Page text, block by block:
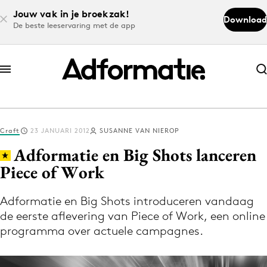
Jouw vak in je broekzak!
De beste leeservaring met de app
Download
Abonneer nu
Abonneer nu
Log in
Volg het laatste nieuws via de Adformatie
Nieuws app
Craft 23 JANUARI 2012 SUSANNE VAN NIEROP
Adformatie en Big Shots lanceren
Piece of Work
Adformatie en Big Shots introduceren vandaag
de eerste aflevering van Piece of Work, een online
programma over actuele campagnes.